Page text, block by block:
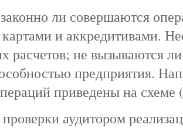
ли совершаются
и аккредитивами.
расчетов; не вызываются
предприятия.
приведены на схеме
аудитором